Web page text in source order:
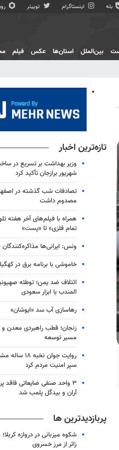
بله اینستاگرام توییتر
بین‌الملل استان‌ها عکس فیلم
تازه‌ترین اخبار
شهریور برازجان تأکید کرد
مصدوم داشت
همراه با فیلم‌های آخر هفته
تمام فلزی» تا «پست»
ونس: ایرانی‌ها
خاموشی با برنامه برق در
ائتلاف ضد یمن؛ توطئه
المندب با ابزار سعودی
رهاسازی آب سد «ایوشان»
زنجان؛ قطب راهبردی معدن
مسیر توسعه
روایت جوان
سپر امنیت مردم کرد
۳ واحد صنفی ضایعاتی فاقد
آران و بیدگل پلمب شد
پربازدیدترین ها
شکوه میزبانی در دروازه
زائر از مرز خسروی